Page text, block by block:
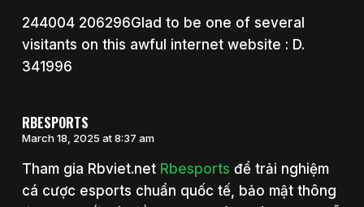
244004 206296Glad to be one of several
visitants on this awful internet website : D.
341996
RBESPORTS
March 18, 2025 at 8:37 am
Tham gia Rbviet.net Rbesports để trải nghiệm
cá cược esports chuẩn quốc tế, bảo mật thông